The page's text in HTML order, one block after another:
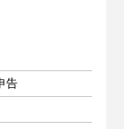
告